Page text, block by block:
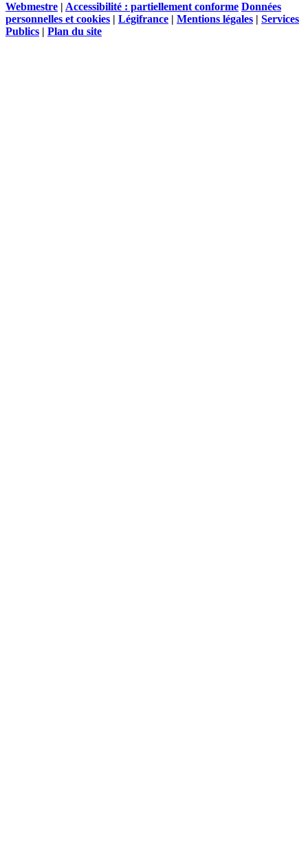
Webmestre | Accessibilité : partiellement conforme Données
personnelles et cookies | Légifrance | Mentions légales | Services
Publics | Plan du site